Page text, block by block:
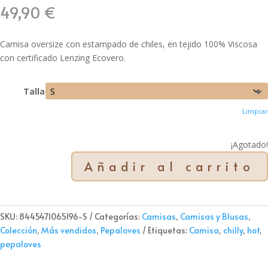
49,90 €
Camisa oversize con estampado de chiles, en tejido 100% Viscosa
con certificado Lenzing Ecovero.
Talla
Limpiar
¡Agotado!
Añadir al carrito
SKU: 8445471065196-S Categorías: Camisas, Camisas y Blusas,
Colección, Más vendidos, Pepaloves Etiquetas: Camisa, chilly, hot,
pepaloves